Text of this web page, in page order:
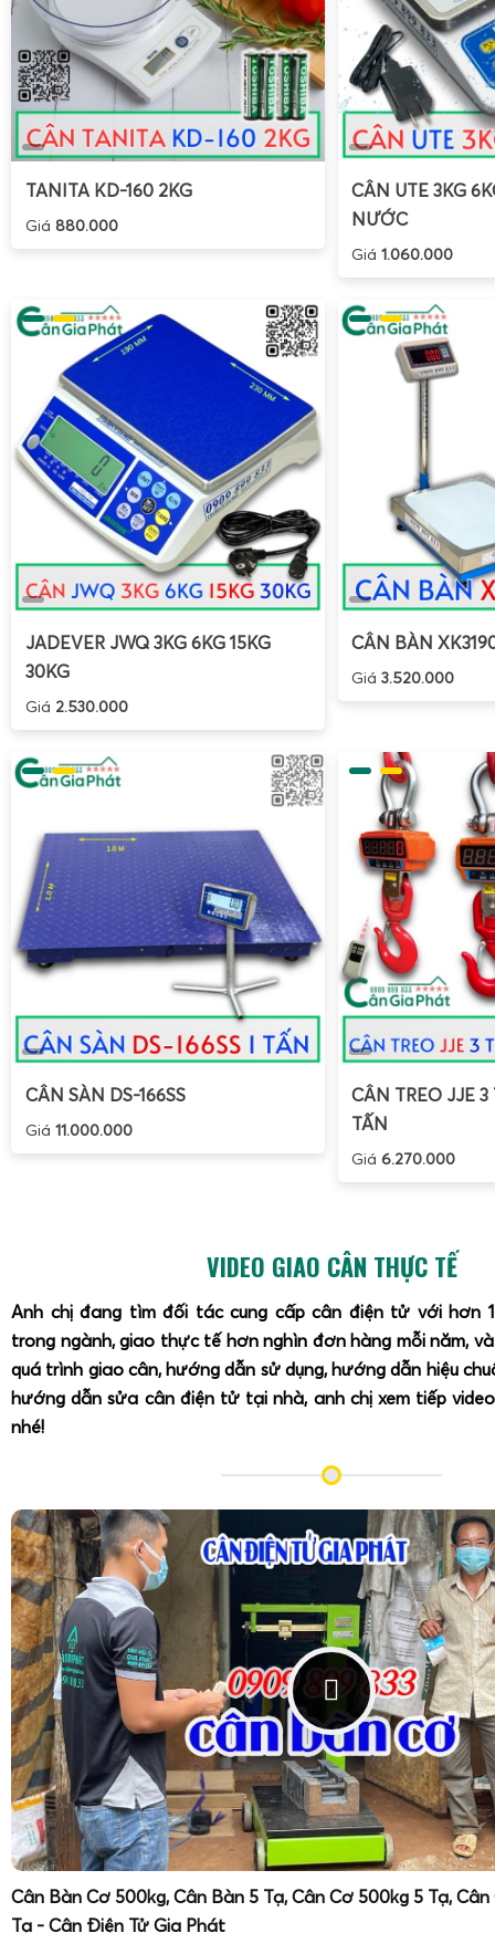
TANITA KD-160 2KG
Giá 880.000
CÂN UTE 3KG
NƯỚC
Giá1.060.000
JADEVER JWQ 3KG 6KG 15KG
30KG
Giá 2.530.000
CÂN BÀN
Giá3.520.000
CÂN SÀN DS-166SS
Giá 11.000.000
CÂN TREO JJE
TẤN
Giá6.270.000
VIDEO GIAO CÂN THỰC TẾ
Anh chị đang tìm đối tác cung cấp cân điện tử với hơn
trong ngành, giao thực tế hơn nghìn đơn hàng mỗi năm,
quá trình giao cân, hướng dẫn sử dụng, hướng dẫn hiệu
hướng dẫn sửa cân điện tử tại nhà, anh chị xem tiếp
nhé!
Cân Bàn Cơ 500kg, Cân Bàn 5 Tạ, Cân Cơ 500kg 5 Tạ,
Tạ - Cân Điện Tử Gia Phát